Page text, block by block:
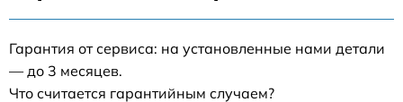
Гарантия от сервиса: на установленные нами детали
— до 3 месяцев.
Что считается гарантийным случаем?